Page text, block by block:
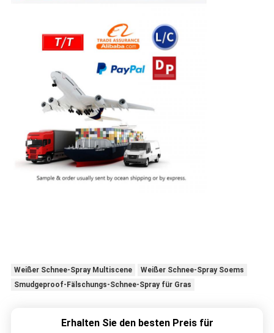
Weißer Schnee-Spray Multiscene
Weißer Schnee-Spray Soems
Smudgeproof-Fälschungs-Schnee-Spray für Gras
Erhalten Sie den besten Preis für